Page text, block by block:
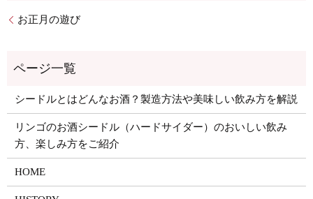
お正月の遊び
シードルとはどんなお酒？製造方法や美味しい飲み方を解説
リンゴのお酒シードル（ハードサイダー）のおいしい飲み
方、楽しみ方をご紹介
HOME